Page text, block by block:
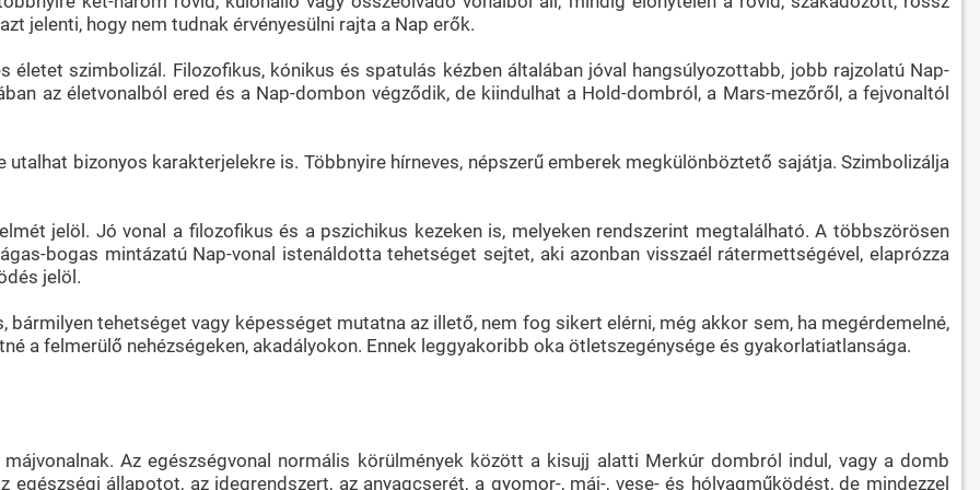
jelenti, hogy nem tudnak érvényesülni rajta a Nap erők.
életet szimbolizál. Filozofikus, kónikus és spatulás kézben általában jóval hangsúlyozottabb, jobb rajzolatú Nap-
az életvonalból ered és a Nap-dombon végződik, de kiindulhat a Hold-dombról, a Mars-mezőről, a fejvonaltól
bizonyos karakterjelekre is. Többnyire hírneves, népszerű emberek megkülönböztető sajátja. Szimbolizálja
jelöl. Jó vonal a filozofikus és a pszichikus kezeken is, melyeken rendszerint megtalálható. A többszörösen
bogas mintázatú Nap-vonal istenáldotta tehetséget sejtet, aki azonban visszaél rátermettségével, elaprózza
jelöl.
bármilyen tehetséget vagy képességet mutatna az illető, nem fog sikert elérni, még akkor sem, ha megérdemelné,
a felmerülő nehézségeken, akadályokon. Ennek leggyakoribb oka ötletszegénysége és gyakorlatiatlansága.
Az egészségvonal normális körülmények között a kisujj alatti Merkúr dombról indul, vagy a domb
állapotot, az idegrendszert, az anyagcserét, a gyomor-, máj-, vese- és hólyagműködést, de mindezzel